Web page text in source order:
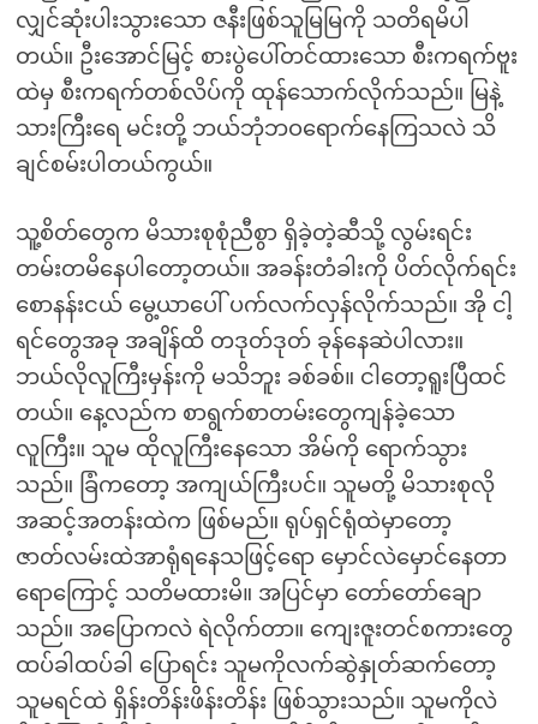
လျှင်ဆုံးပါးသွားသော ဇနီးဖြစ်သူမြမြကို သတိရမိပါ
တယ်။ ဦးအောင်မြင့် စားပွဲပေါ်တင်ထားသော စီးကရက်ဗူး
ထဲမှ စီးကရက်တစ်လိပ်ကို ထုန်သောက်လိုက်သည်။ မြနဲ့
သားကြီးရေ မင်းတို့ ဘယ်ဘုံဘဝရောက်နေကြသလဲ သိ
ချင်စမ်းပါတယ်ကွယ်။
သူ့စိတ်တွေက မိသားစုစုံညီစွာ ရှိခဲ့တဲ့ဆီသို့ လွမ်းရင်း
တမ်းတမိနေပါတော့တယ်။ အခန်းတံခါးကို ပိတ်လိုက်ရင်း
စောနန်းငယ် မွေ့ယာပေါ် ပက်လက်လှန်လိုက်သည်။ အို ငါ့
ရင်တွေအခု အချိန်ထိ တဒုတ်ဒုတ် ခုန်နေဆဲပါလား။
ဘယ်လိုလူကြီးမှန်းကို မသိဘူး ခစ်ခစ်။ ငါတော့ရူးပြီထင်
တယ်။ နေ့လည်က စာရွက်စာတမ်းတွေကျန်ခဲ့သော
လူကြီး။ သူမ ထိုလူကြီးနေသော အိမ်ကို ရောက်သွား
သည်။ ခြံကတော့ အကျယ်ကြီးပင်။ သူမတို့ မိသားစုလို
အဆင့်အတန်းထဲက ဖြစ်မည်။ ရုပ်ရှင်ရုံထဲမှာတော့
ဇာတ်လမ်းထဲအာရုံရနေသဖြင့်ရော မှောင်လဲမှောင်နေတာ
ရောကြောင့် သတိမထားမိ။ အပြင်မှာ တော်တော်ချော
သည်။ အပြောကလဲ ရဲလိုက်တာ။ ကျေးဇူးတင်စကားတွေ
ထပ်ခါထပ်ခါ ပြောရင်း သူမကိုလက်ဆွဲနှုတ်ဆက်တော့
သူမရင်ထဲ ရှိန်းတိန်းဖိန်းတိန်း ဖြစ်သွားသည်။ သူမကိုလဲ